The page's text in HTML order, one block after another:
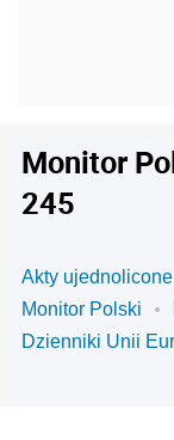
Monitor
245
Akty ujednolicone
Monitor Polski
Dzienniki Unii